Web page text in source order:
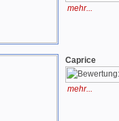
mehr...
Caprice
mehr...